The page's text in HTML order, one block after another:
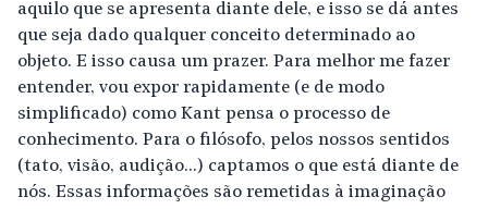
aquilo que se apresenta diante dele, e isso se dá antes
que seja dado qualquer conceito determinado ao
objeto. E isso causa um prazer. Para melhor me fazer
entender, vou expor rapidamente (e de modo
simplificado) como Kant pensa o processo de
conhecimento. Para o filósofo, pelos nossos sentidos
(tato, visão, audição...) captamos o que está diante de
nós. Essas informações são remetidas à imaginação